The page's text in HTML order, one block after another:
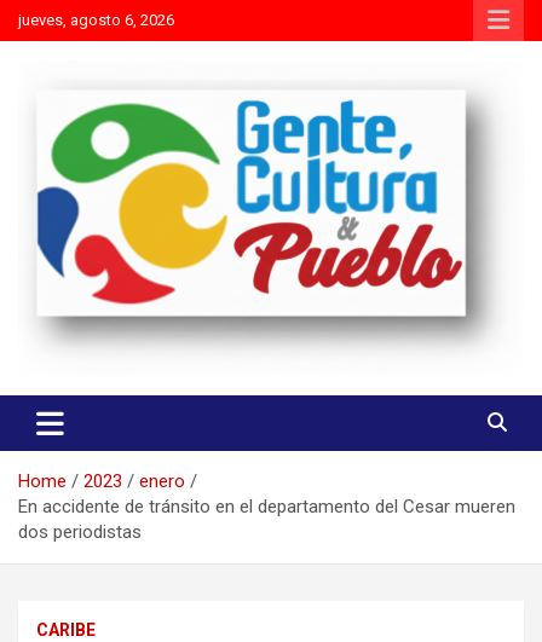
Skip
to
jueves, agosto 6, 2026
Gente Cultura y Pueblo
Home 2023
enero
En accidente de tránsito en el departamento del Cesar mueren
dos periodistas
CARIBE